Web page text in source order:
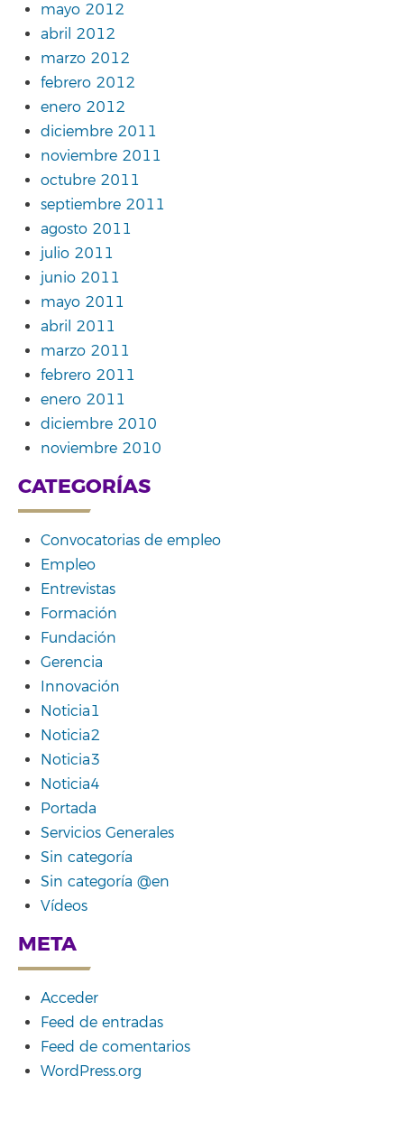
mayo 2012
abril 2012
marzo 2012
febrero 2012
enero 2012
diciembre 2011
noviembre 2011
octubre 2011
septiembre 2011
agosto 2011
julio 2011
junio 2011
mayo 2011
abril 2011
marzo 2011
febrero 2011
enero 2011
diciembre 2010
noviembre 2010
CATEGORÍAS
Convocatorias de empleo
Empleo
Entrevistas
Formación
Fundación
Gerencia
Innovación
Noticia1
Noticia2
Noticia3
Noticia4
Portada
Servicios Generales
Sin categoría
Sin categoría @en
Vídeos
META
Acceder
Feed de entradas
Feed de comentarios
WordPress.org